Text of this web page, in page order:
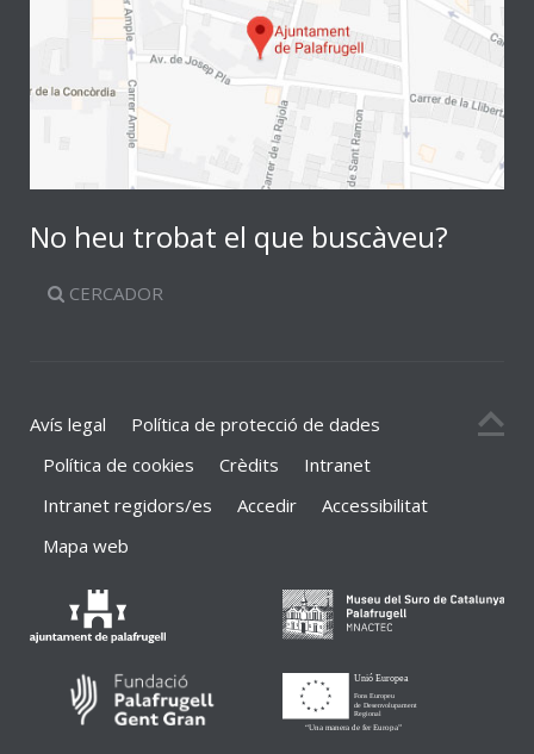
No heu trobat el que buscàveu?
CERCADOR
Avís legal
Política de protecció de dades
Política de cookies
Crèdits
Intranet
Intranet regidors/es
Accedir
Accessibilitat
Mapa web